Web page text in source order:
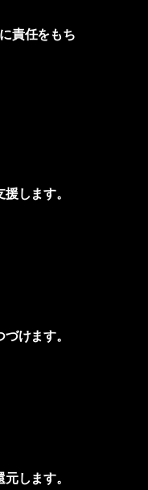
責任をもち
します。
けます。
します。